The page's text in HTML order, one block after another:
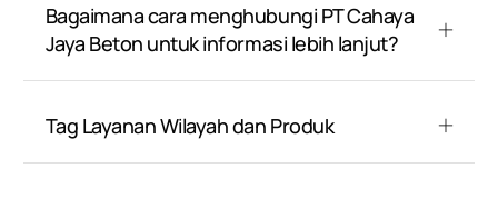
Bagaimana cara menghubungi PT Cahaya
Jaya Beton untuk informasi lebih lanjut?
Tag Layanan Wilayah dan Produk